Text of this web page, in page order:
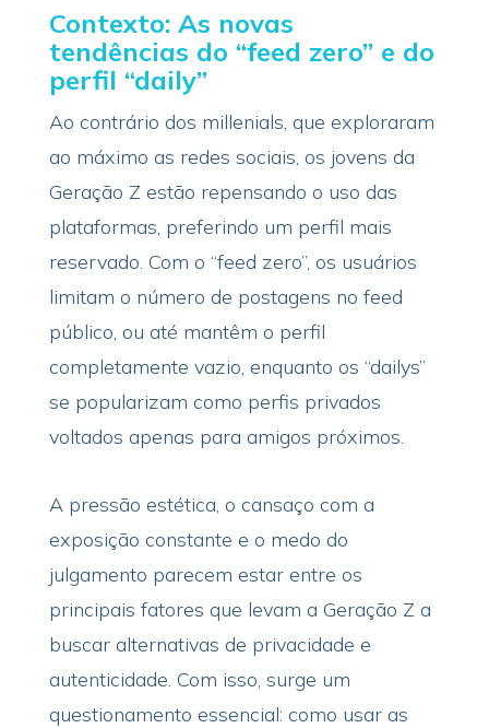
Contexto: As novas
tendências do “feed zero” e do
perfil “daily”
Ao contrário dos millenials, que exploraram
ao máximo as redes sociais, os jovens da
Geração Z estão repensando o uso das
plataformas, preferindo um perfil mais
reservado. Com o “feed zero”, os usuários
limitam o número de postagens no feed
público, ou até mantêm o perfil
completamente vazio, enquanto os “dailys”
se popularizam como perfis privados
voltados apenas para amigos próximos.
A pressão estética, o cansaço com a
exposição constante e o medo do
julgamento parecem estar entre os
principais fatores que levam a Geração Z a
buscar alternativas de privacidade e
autenticidade. Com isso, surge um
questionamento essencial: como usar as